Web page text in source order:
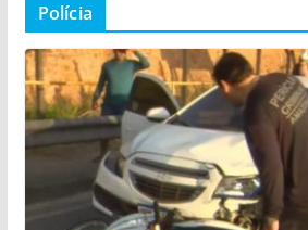
Polícia